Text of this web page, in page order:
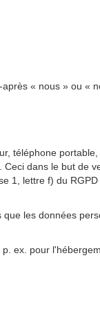
après « nous » ou «
téléphone
dans le but de
lettre f) du
les données
ex. pour